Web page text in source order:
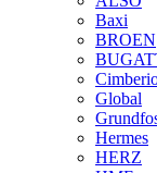
Baxi
BROEN
Global
Hermes
HERZ